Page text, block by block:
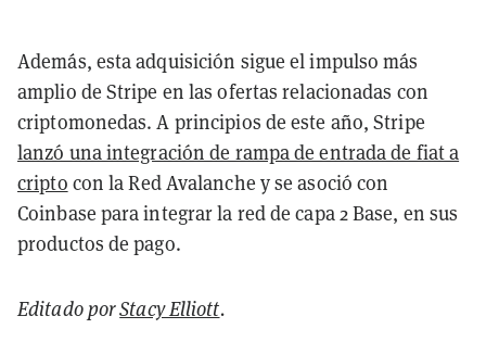
Además, esta adquisición sigue el impulso más
amplio de Stripe en las ofertas relacionadas con
criptomonedas. A principios de este año, Stripe
lanzó una integración de rampa de entrada de fiat a
cripto con la Red Avalanche y se asoció con
Coinbase para integrar la red de capa 2 Base, en sus
productos de pago.
Editado porStacy Elliott.